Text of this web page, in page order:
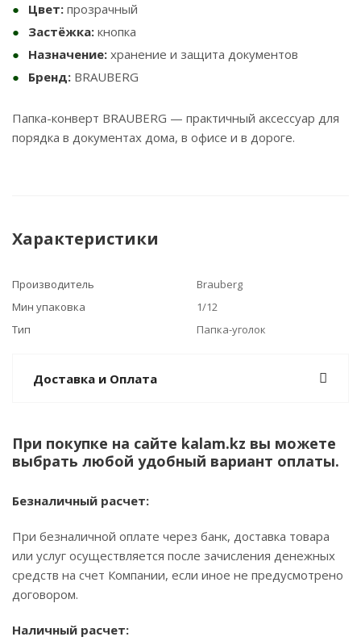
Цвет: прозрачный
Застёжка: кнопка
Назначение: хранение и защита документов
Бренд: BRAUBERG
Папка-конверт BRAUBERG — практичный аксессуар для
порядка в документах дома, в офисе и в дороге.
Характеристики
Производитель
Brauberg
Мин упаковка
1/12
Тип
Папка-уголок
Доставка и Оплата
При покупке на сайте kalam.kz вы можете
выбрать любой удобный вариант оплаты.
Безналичный расчет:
При безналичной оплате через банк, доставка товара
или услуг осуществляется после зачисления денежных
средств на счет Компании, если иное не предусмотрено
договором.
Наличный расчет: